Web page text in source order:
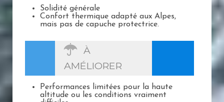
Solidité générale
Confort thermique adapté aux Alpes,
mais pas de capuche protectrice.
À
AMÉLIORER
Performances limitées pour la haute
altitude ou les conditions vraiment